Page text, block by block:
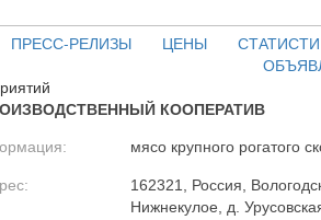
ПРЕСС-РЕЛИЗЫ ЦЕНЫ
КООПЕРАТИВ
мясо крупного рогатого
162321, Россия,
Нижнекулое, д.